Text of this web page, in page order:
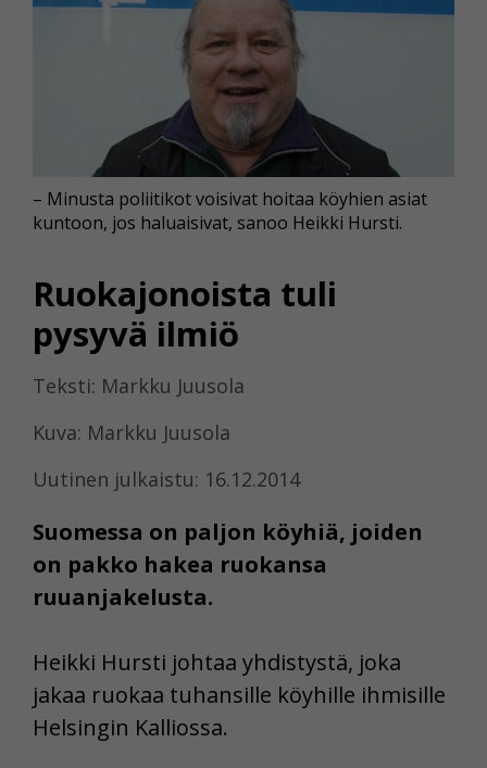
Ruokajonoista tuli
pysyvä ilmiö
Teksti: Markku Juusola
Kuva: Markku Juusola
Uutinen julkaistu: 16.12.2014
Suomessa on paljon köyhiä, joiden
on pakko hakea ruokansa
ruuanjakelusta.
– Minusta poliitikot voisivat hoitaa köyhien asiat
kuntoon, jos haluaisivat, sanoo Heikki Hursti.
Heikki Hursti johtaa yhdistystä, joka
jakaa ruokaa tuhansille köyhille ihmisille
Helsingin Kalliossa.